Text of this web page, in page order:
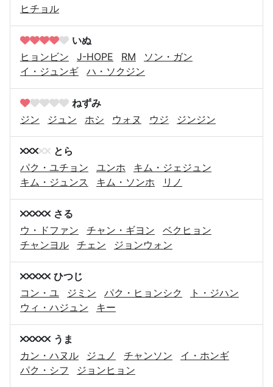
ヒチョル
いぬ
ヒョンビン
J-HOPE RM
ソン・ガン
イ・ジュンギ
ハ・ソクジン
ねずみ
ジン
ジュン ホシ ウォヌ ウジ ジンジン
とら
パク・ユチョン
ユンホ
キム・ジェジュン
キム・ジュンス
キム・ソンホ リノ
さる
ウ・ドファン
チャン・ギヨン
ベクヒョン
チャンヨル
チェン ジョンウォン
ひつじ
コン・ユ
ジミン パク・ヒョンシク
ト・ジハン
ウィ・ハジュン
キー
うま
カン・ハヌル
ジュノ チャンソン
イ・ホンギ
パク・シフ
ジョンヒョン